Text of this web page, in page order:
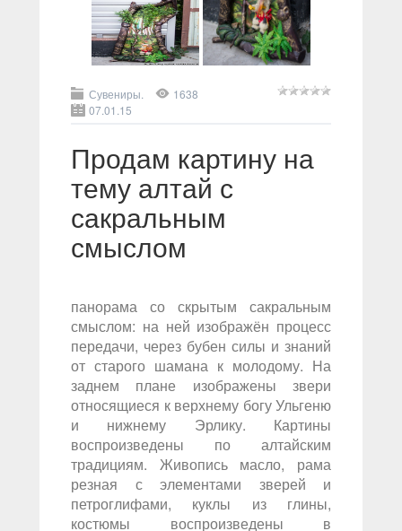
Сувениры.
1638
07.01.15
Продам картину на
тему алтай с
сакральным
смыслом
панорама со скрытым сакральным
смыслом: на ней изображён процесс
передачи, через бубен силы и знаний
от старого шамана к молодому. На
заднем плане изображены звери
относящиеся к верхнему богу Ульгеню
и нижнему Эрлику. Картины
воспроизведены по алтайским
традициям. Живопись масло, рама
резная с элементами зверей и
петроглифами, куклы из глины,
костюмы воспроизведены в